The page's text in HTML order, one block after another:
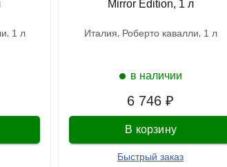
1 л
6 746 ₽
Mirror Edition, 1 л
италия роберто кавалли 1 л
В корзину
Быстрый заказ
в наличии